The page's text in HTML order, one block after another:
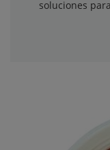
soluciones